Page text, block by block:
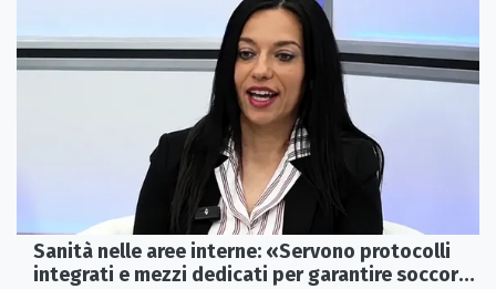
Sanità nelle aree interne: «Servono protocolli
integrati e mezzi dedicati per garantire soccorsi